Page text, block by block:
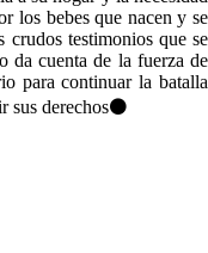
los bebes que nacen y se
crudos testimonios que se
da cuenta de la fuerza de
para continuar la batalla
sus derechos⚫